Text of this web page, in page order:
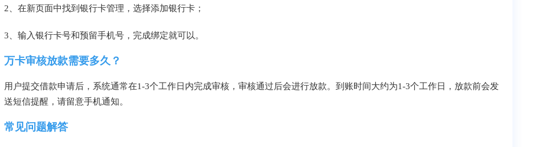
2、在新页面中找到银行卡管理，选择添加银行卡；
3、输入银行卡号和预留手机号，完成绑定就可以。
万卡审核放款需要多久？
用户提交借款申请后，系统通常在1-3个工作日内完成审核，审核通过后会进行放款。到账时间大约为1-3个工作日，放款前会发
送短信提醒，请留意手机通知。
常见问题解答